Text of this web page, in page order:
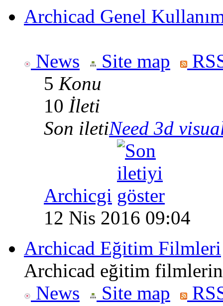
Archicad Genel
News Site map
5 Konu
10 İleti
Son iletiNeed 3d
Archicgi
12 Nis 2016 09:04
Archicad Eğitim Filmleri
Archicad eğitim
News
Site map